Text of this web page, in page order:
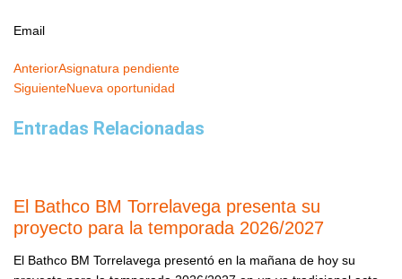
Email
Ant
AnteriorAsignatura pendiente
SiguienteNueva oportunidad
Siguiente
Entradas Relacionadas
El Bathco BM Torrelavega presenta su
proyecto para la temporada 2026/2027
El Bathco BM Torrelavega presentó en la mañana de hoy su